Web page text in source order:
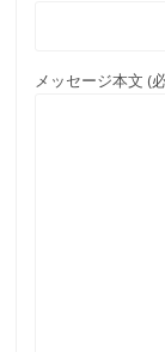
メッセージ本文 (